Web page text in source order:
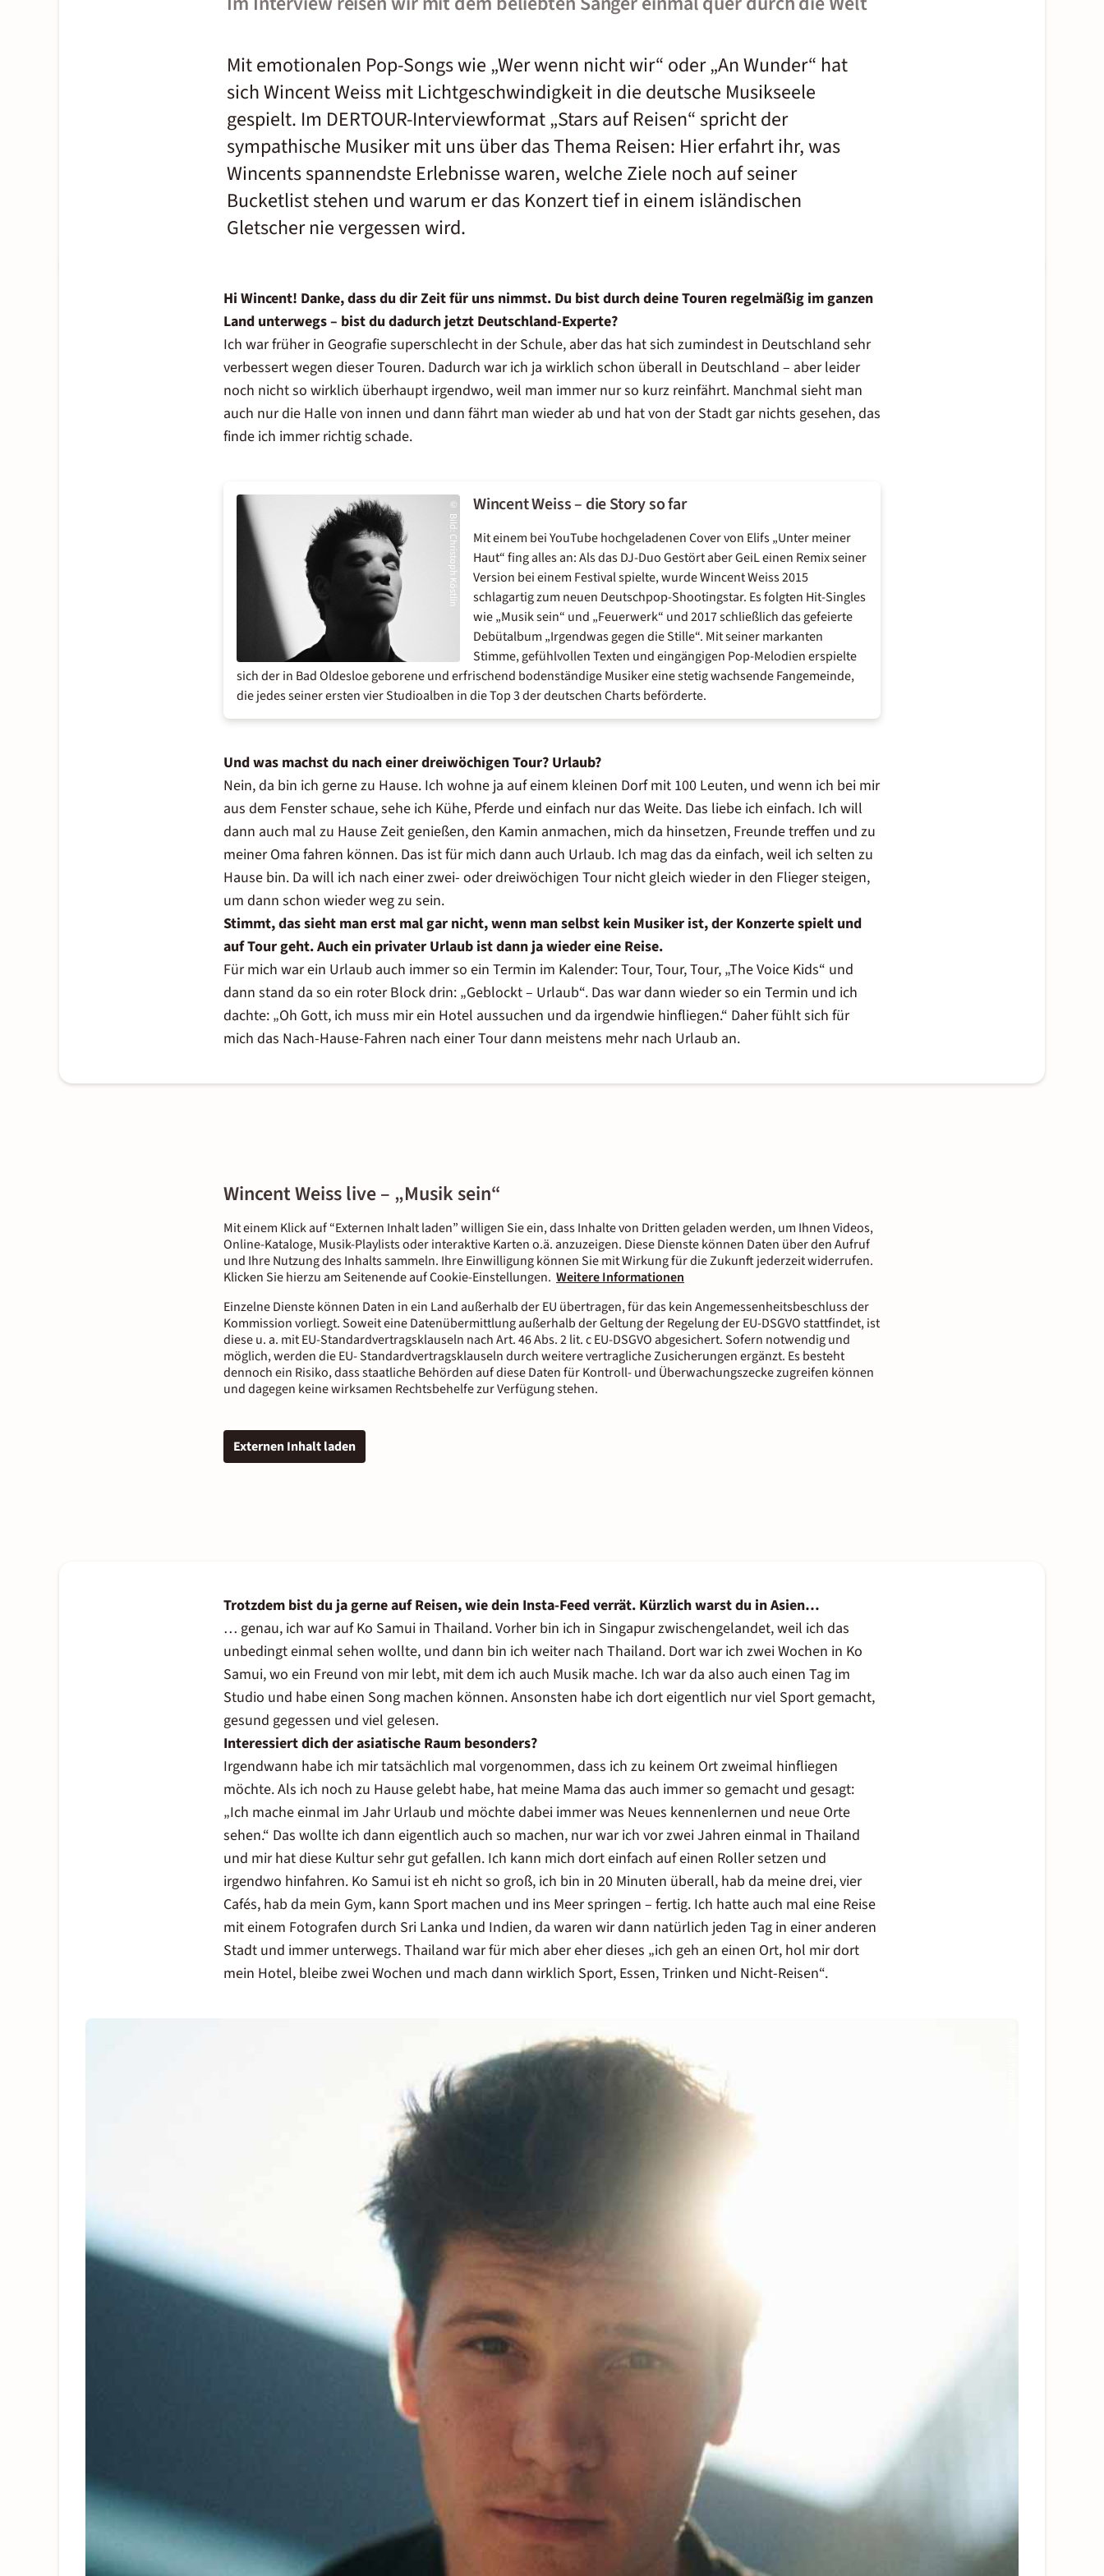
Mit emotionalen Pop-Songs wie „Wer wenn nicht wir“ oder „An Wunder“ hat
sich Wincent Weiss mit Lichtgeschwindigkeit in die deutsche Musikseele
gespielt. Im DERTOUR-Interviewformat „Stars auf Reisen“ spricht der
sympathische Musiker mit uns über das Thema Reisen: Hier erfahrt ihr, was
Wincents spannendste Erlebnisse waren, welche Ziele noch auf seiner
Bucketlist stehen und warum er das Konzert tief in einem isländischen
Gletscher nie vergessen wird.
Hi Wincent! Danke, dass du dir Zeit für uns nimmst. Du bist durch deine Touren regelmäßig im ganzen
Land unterwegs – bist du dadurch jetzt Deutschland-Experte?
Ich war früher in Geografie superschlecht in der Schule, aber das hat sich zumindest in Deutschland sehr
verbessert wegen dieser Touren. Dadurch war ich ja wirklich schon überall in Deutschland – aber leider
noch nicht so wirklich überhaupt irgendwo, weil man immer nur so kurz reinfährt. Manchmal sieht man
auch nur die Halle von innen und dann fährt man wieder ab und hat von der Stadt gar nichts gesehen, das
finde ich immer richtig schade.
©
Bild
:
Christoph Köstlin
Wincent Weiss – die Story so far
Mit einem bei YouTube hochgeladenen Cover von Elifs „Unter meiner
Haut“ fing alles an: Als das DJ-Duo Gestört aber GeiL einen Remix seiner
Version bei einem Festival spielte, wurde Wincent Weiss 2015
schlagartig zum neuen Deutschpop-Shootingstar. Es folgten Hit-Singles
wie „Musik sein“ und „Feuerwerk“ und 2017 schließlich das gefeierte
Debütalbum „Irgendwas gegen die Stille“. Mit seiner markanten
Stimme, gefühlvollen Texten und eingängigen Pop-Melodien erspielte
sich der in Bad Oldesloe geborene und erfrischend bodenständige Musiker eine stetig wachsende Fangemeinde,
die jedes seiner ersten vier Studioalben in die Top 3 der deutschen Charts beförderte.
Und was machst du nach einer dreiwöchigen Tour? Urlaub?
Nein, da bin ich gerne zu Hause. Ich wohne ja auf einem kleinen Dorf mit 100 Leuten, und wenn ich bei mir
aus dem Fenster schaue, sehe ich Kühe, Pferde und einfach nur das Weite. Das liebe ich einfach. Ich will
dann auch mal zu Hause Zeit genießen, den Kamin anmachen, mich da hinsetzen, Freunde treffen und zu
meiner Oma fahren können. Das ist für mich dann auch Urlaub. Ich mag das da einfach, weil ich selten zu
Hause bin. Da will ich nach einer zwei- oder dreiwöchigen Tour nicht gleich wieder in den Flieger steigen,
um dann schon wieder weg zu sein.
Stimmt, das sieht man erst mal gar nicht, wenn man selbst kein Musiker ist, der Konzerte spielt und
auf Tour geht. Auch ein privater Urlaub ist dann ja wieder eine Reise.
Für mich war ein Urlaub auch immer so ein Termin im Kalender: Tour, Tour, Tour, „The Voice Kids“ und
dann stand da so ein roter Block drin: „Geblockt – Urlaub“. Das war dann wieder so ein Termin und ich
dachte: „Oh Gott, ich muss mir ein Hotel aussuchen und da irgendwie hinfliegen.“ Daher fühlt sich für
mich das Nach-Hause-Fahren nach einer Tour dann meistens mehr nach Urlaub an.
Wincent Weiss live – „Musik sein“
Mit einem Klick auf “Externen Inhalt laden” willigen Sie ein, dass Inhalte von Dritten geladen werden, um Ihnen Videos,
Online-Kataloge, Musik-Playlists oder interaktive Karten o.ä. anzuzeigen. Diese Dienste können Daten über den Aufruf
und Ihre Nutzung des Inhalts sammeln. Ihre Einwilligung können Sie mit Wirkung für die Zukunft jederzeit widerrufen.
Klicken Sie hierzu am Seitenende auf Cookie-Einstellungen. Weitere Informationen
Einzelne Dienste können Daten in ein Land außerhalb der EU übertragen, für das kein Angemessenheitsbeschluss der
Kommission vorliegt. Soweit eine Datenübermittlung außerhalb der Geltung der Regelung der EU-DSGVO stattfindet, ist
diese u. a. mit EU-Standardvertragsklauseln nach Art. 46 Abs. 2 lit. c EU-DSGVO abgesichert. Sofern notwendig und
möglich, werden die EU- Standardvertragsklauseln durch weitere vertragliche Zusicherungen ergänzt. Es besteht
dennoch ein Risiko, dass staatliche Behörden auf diese Daten für Kontroll- und Überwachungszecke zugreifen können
und dagegen keine wirksamen Rechtsbehelfe zur Verfügung stehen.
Externen Inhalt laden
Trotzdem bist du ja gerne auf Reisen, wie dein Insta-Feed verrät. Kürzlich warst du in Asien…
… genau, ich war auf Ko Samui in Thailand. Vorher bin ich in Singapur zwischengelandet, weil ich das
unbedingt einmal sehen wollte, und dann bin ich weiter nach Thailand. Dort war ich zwei Wochen in Ko
Samui, wo ein Freund von mir lebt, mit dem ich auch Musik mache. Ich war da also auch einen Tag im
Studio und habe einen Song machen können. Ansonsten habe ich dort eigentlich nur viel Sport gemacht,
gesund gegessen und viel gelesen.
Interessiert dich der asiatische Raum besonders?
Irgendwann habe ich mir tatsächlich mal vorgenommen, dass ich zu keinem Ort zweimal hinfliegen
möchte. Als ich noch zu Hause gelebt habe, hat meine Mama das auch immer so gemacht und gesagt:
„Ich mache einmal im Jahr Urlaub und möchte dabei immer was Neues kennenlernen und neue Orte
sehen.“ Das wollte ich dann eigentlich auch so machen, nur war ich vor zwei Jahren einmal in Thailand
und mir hat diese Kultur sehr gut gefallen. Ich kann mich dort einfach auf einen Roller setzen und
irgendwo hinfahren. Ko Samui ist eh nicht so groß, ich bin in 20 Minuten überall, hab da meine drei, vier
Cafés, hab da mein Gym, kann Sport machen und ins Meer springen – fertig. Ich hatte auch mal eine Reise
mit einem Fotografen durch Sri Lanka und Indien, da waren wir dann natürlich jeden Tag in einer anderen
Stadt und immer unterwegs. Thailand war für mich aber eher dieses „ich geh an einen Ort, hol mir dort
mein Hotel, bleibe zwei Wochen und mach dann wirklich Sport, Essen, Trinken und Nicht-Reisen“.